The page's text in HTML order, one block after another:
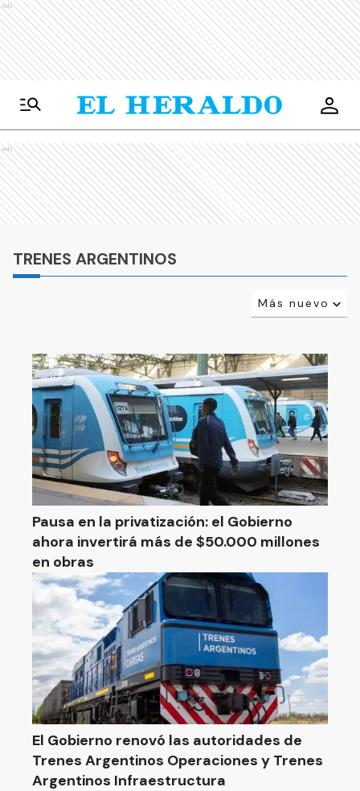
Ads
Ads
TRENES ARGENTINOS
Más nuevo
Pausa en la privatización: el Gobierno
ahora invertirá más de $50.000 millones
en obras
El Gobierno renovó las autoridades de
Trenes Argentinos Operaciones y Trenes
Argentinos Infraestructura